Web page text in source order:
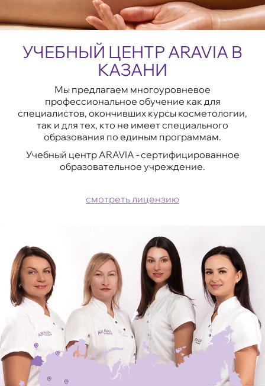
УЧЕБНЫЙ ЦЕНТР ARAVIA В
КАЗАНИ
Мы предлагаем многоуровневое
профессиональное обучение как для
специалистов, окончивших курсы косметологии,
так и для тех, кто не имеет специального
образования по единым программам.
Учебный центр ARAVIA - сертифицированное
образовательное учреждение.
смотреть лицензию